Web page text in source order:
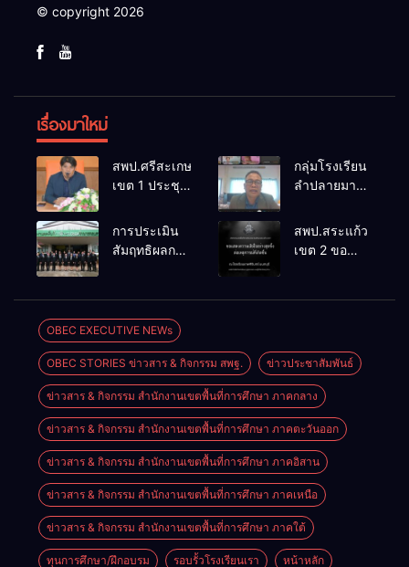
© copyright 2026
เรื่องมาใหม่
สพป.ศรีสะเกษ
เขต 1 ประชุม
จัดการ
แข่งขันงาน
ศิลปหัตถกรรม
74 ปีการ
ศึกษา 2569
กลุ่มโรงเรียน
ลำปลายมาศ
เคลื่อน RT,
NT, O-NET
การประเมิน
สัมฤทธิผลการ
ศึกษา
ตำแหน่ง รอง
ผู้อำนวยการ
สถานศึกษา
สพป.สระแก้ว
เขต 2 ขอ
OBEC EXECUTIVE NEWs
OBEC STORIES ข่าวสาร & กิจกรรม สพฐ. ข่าวประชาสัมพันธ์
ข่าวสาร & กิจกรรม สำนักงานเขตพื้นที่การศึกษา ภาคกลาง
ข่าวสาร & กิจกรรม สำนักงานเขตพื้นที่การศึกษา ภาคตะวันออก
ข่าวสาร & กิจกรรม สำนักงานเขตพื้นที่การศึกษา ภาคอิสาน
ข่าวสาร & กิจกรรม สำนักงานเขตพื้นที่การศึกษา ภาคเหนือ
ข่าวสาร & กิจกรรม สำนักงานเขตพื้นที่การศึกษา ภาคใต้
ทุนการศึกษา/ฝึกอบรม รอบรั้วโรงเรียนเรา หน้าหลัก